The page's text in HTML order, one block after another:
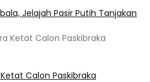
Jelajah Pasir Putih Tanjakan
Calon Paskibraka